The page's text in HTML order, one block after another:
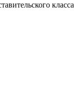
класса